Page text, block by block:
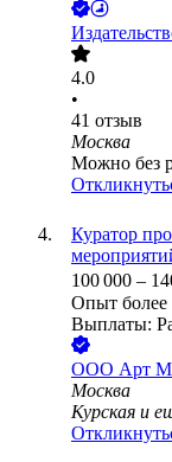
4.0
•
41 отзыв
Москва
Можно без
Куратор
100 000 –
Опыт более
Выплаты:
ООО Арт
Москва
Курская и